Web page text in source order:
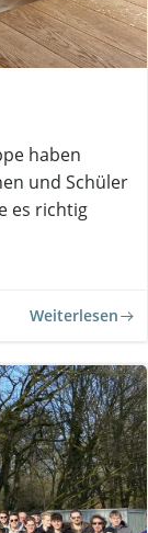
haben
und Schüler
es richtig
Weiterlesen